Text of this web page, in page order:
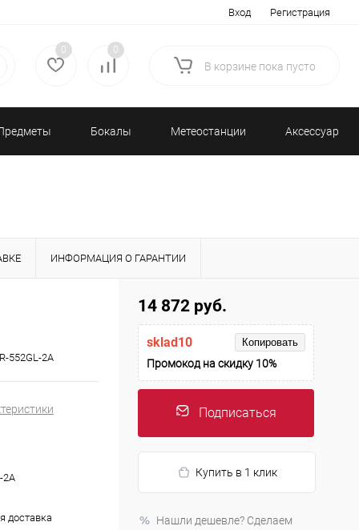
Вход Регистрация
0 0
В корзине пока пусто
Бокалы Метеостанции Аксессуары/
ИНФОРМАЦИЯ О ГАРАНТИИ
552GL-2A
2A
доставка
14 872 руб.
sklad10 Копировать
Промокод на скидку 10%
Подписаться
Купить в 1 клик
Нашли дешевле? Сделаем